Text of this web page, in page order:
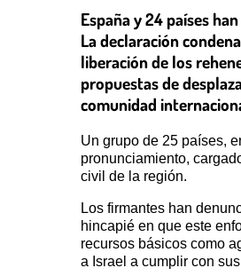
España y 24 países
La declaración
liberación de los
propuestas de
comunidad
Un grupo de 25 países,
pronunciamiento,
civil de la región.
Los firmantes han
hincapié en que este
recursos básicos como
a Israel a cumplir con